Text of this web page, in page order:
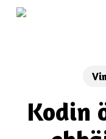
Skip
Kodin